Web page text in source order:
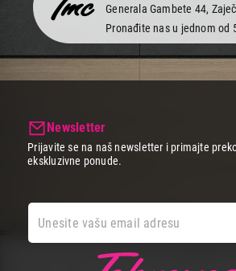
Generala Gambete 44,
Pronađite nas u jednom od
Newsletter
Prijavite se na naš newsletter i primajte
ekskluzivne ponude.